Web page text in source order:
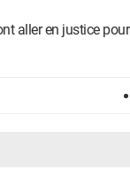
aller en justice pour